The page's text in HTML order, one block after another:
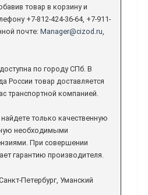
товар в корзину и
+7-812-424-36-64, +7-911-
почте: Manager@cizod.ru,
по городу СПб. В
России товар доставляется
транспортной компанией.
только качественную
необходимыми
При совершении
гарантию производителя.
Петербург, Уманский